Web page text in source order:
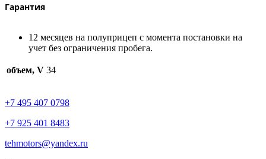
Гарантия
12 месяцев на полуприцеп с момента постановки на
учет без ограничения пробега.
объем, V 34
+7 495 407 0798
+7 925 401 8483
tehmotors@yandex.ru